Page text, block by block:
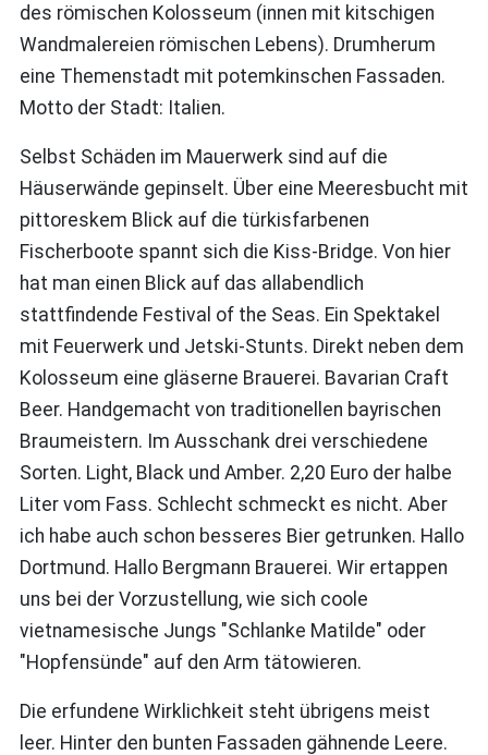
des römischen Kolosseum (innen mit kitschigen
Wandmalereien römischen Lebens). Drumherum
eine Themenstadt mit potemkinschen Fassaden.
Motto der Stadt: Italien.
Selbst Schäden im Mauerwerk sind auf die
Häuserwände gepinselt. Über eine Meeresbucht mit
pittoreskem Blick auf die türkisfarbenen
Fischerboote spannt sich die Kiss-Bridge. Von hier
hat man einen Blick auf das allabendlich
stattfindende Festival of the Seas. Ein Spektakel
mit Feuerwerk und Jetski-Stunts. Direkt neben dem
Kolosseum eine gläserne Brauerei. Bavarian Craft
Beer. Handgemacht von traditionellen bayrischen
Braumeistern. Im Ausschank drei verschiedene
Sorten. Light, Black und Amber. 2,20 Euro der halbe
Liter vom Fass. Schlecht schmeckt es nicht. Aber
ich habe auch schon besseres Bier getrunken. Hallo
Dortmund. Hallo Bergmann Brauerei. Wir ertappen
uns bei der Vorzustellung, wie sich coole
vietnamesische Jungs "Schlanke Matilde" oder
"Hopfensünde" auf den Arm tätowieren.
Die erfundene Wirklichkeit steht übrigens meist
leer. Hinter den bunten Fassaden gähnende Leere.